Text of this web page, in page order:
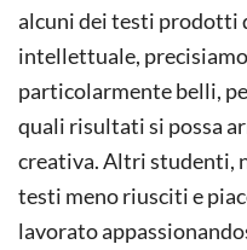
alcuni dei testi prodotti
intellettuale,
particolarmente belli,
quali risultati si possa
creativa. Altri studenti,
testi meno riusciti e
lavorato